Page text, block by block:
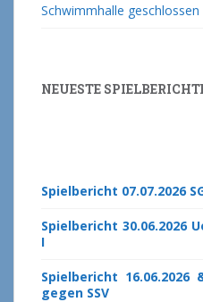
Schwimmhalle geschlossen
NEUESTE
Spielbericht 07.07.2026
Spielbericht 30.06.2026
I
Spielbericht 16.06.2026
gegen SSV